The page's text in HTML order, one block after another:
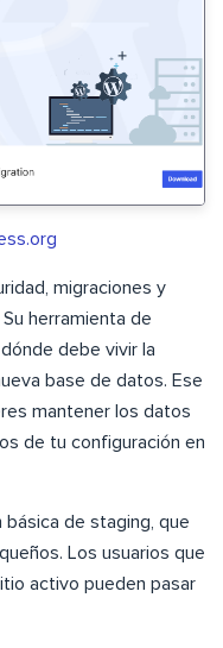
migraciones y
herramienta de
debe vivir la
base de datos. Ese
mantener los datos
de tu configuración en
básica de staging, que
Los usuarios que
activo pueden pasar